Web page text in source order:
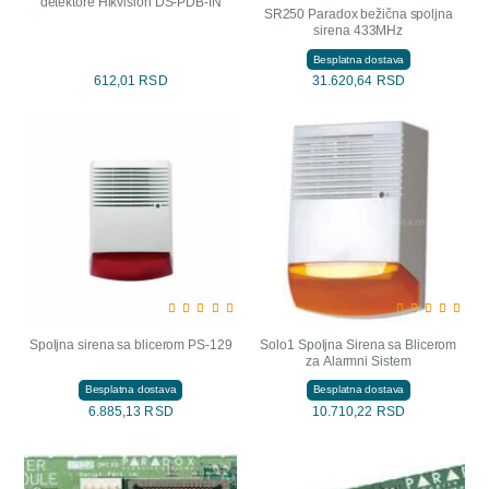
612,01 RSD
SR250 Paradox bežična spoljna
sirena 433MHz
Besplatna dostava
31.620,64 RSD
Spoljna sirena sa blicerom PS-129
Besplatna dostava
6.885,13 RSD
Solo1 Spoljna Sirena sa Blicerom
za Alarmni Sistem
Besplatna dostava
10.710,22 RSD